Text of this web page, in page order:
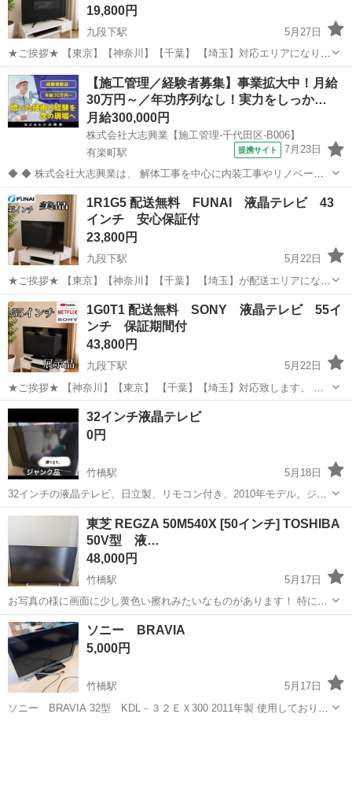
19,800円
九段下駅
5月27日
★ご挨拶★ 【東京】【神奈川】【千葉】 【埼玉】対応エリアになりま
す。 送料無料になります。 ご自宅のテレビ台まで、お届けいたしま
す。 当ショップの液晶テレビは、大手不動産の家電付きアパートに設
置する予定であった、綺麗...
東京 千代田区 九段下駅 テレビ FUNAI
【施工管理／経験者募集】事業拡大中！月給
30万円～／年功序列なし！実力をしっか…
月給300,000円
株式会社大志興業【施工管理-千代田区-B006】
有楽町駅
提携サイト 7月23日
◆ ◆ 株式会社大志興業は、 解体工事を中心に内装工事やリノベーシ
ョン工事まで幅広く手掛ける総合建設企業です。 住宅・店舗・ビルな
ど多様な現場に対応し、解体から施工、廃棄物処理まで一貫して行っ
ています。 20代～40代の...
東京 千代田区 有楽町駅 その他
1R1G5 配送無料 FUNAI 液晶テレビ 43
インチ 安心保証付
23,800円
九段下駅
5月22日
★ご挨拶★ 【東京】【神奈川】【千葉】 【埼玉】が配送エリアになり
ます。 送料無料になります。 ご自宅のテレビ台まで、お届けいたしま
す。 当ショップの液晶テレビは、大手不動産の家電付きアパートに設
置する予定であった、綺...
東京 千代田区 九段下駅 テレビ FUNAI
1G0T1 配送無料 SONY 液晶テレビ 55イ
ンチ 保証期間付
43,800円
九段下駅
5月22日
★ご挨拶★ 【神奈川】【東京】 【千葉】【埼玉】対応致します。 千
葉、埼玉は、エリアによっては対応できない地域もあるので、ご相談
いたします。 当ショッ...
東京 千代田区 九段下駅 テレビ
32インチ液晶テレビ
0円
竹橋駅
5月18日
32インチの液晶テレビ、日立製、リモコン付き、2010年モデル。ジャ
ンク品です。 - ブランド: 日立 - モデル: L32-H05(B) - 定格消費電力:
73W - サイズ: 32インチ - リモコン: 付属 - 年...
東京 千代田区 リモコン
東芝 REGZA 50M540X [50インチ] TOSHIBA
50V型 液…
48,000円
竹橋駅
5月17日
お写真の様に画面に少し黄色い擦れみたいなものがあります！ 特に大
きな傷などございません。 動作に問題ありません✨
東京 千代田区 竹橋駅 テレビ
ソニー BRAVIA
5,000円
竹橋駅
5月17日
ソニー BRAVIA 32型 KDL－３２ＥＸ300 2011年製 使用しておりま